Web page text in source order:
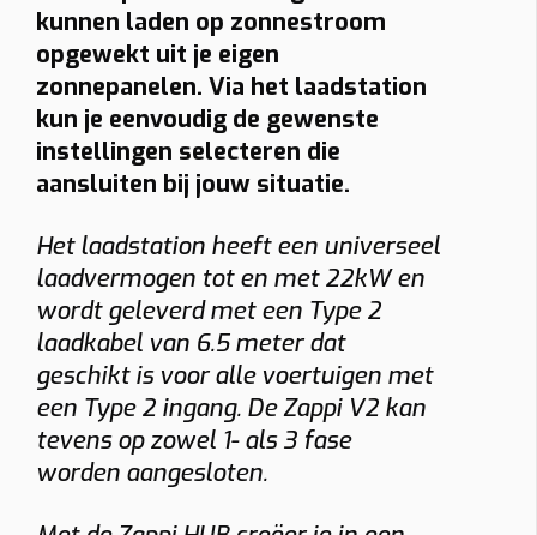
kunnen laden op zonnestroom
opgewekt uit je eigen
zonnepanelen. Via het laadstation
kun je eenvoudig de gewenste
instellingen selecteren die
aansluiten bij jouw situatie.
Het laadstation heeft een universeel
laadvermogen tot en met 22kW en
wordt geleverd met een Type 2
laadkabel van 6.5 meter dat
geschikt is voor alle voertuigen met
een Type 2 ingang. De Zappi V2 kan
tevens op zowel 1- als 3 fase
worden aangesloten.